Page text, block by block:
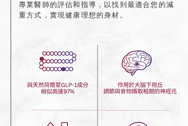
專業醫師的評估和指導，以找到最適合您的減
重方式，實現健康理想的身材。